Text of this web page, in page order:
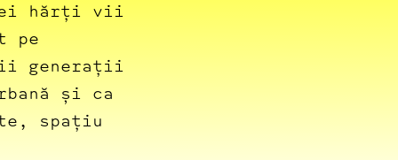
hărți vii
pe
generații
și ca
spațiu